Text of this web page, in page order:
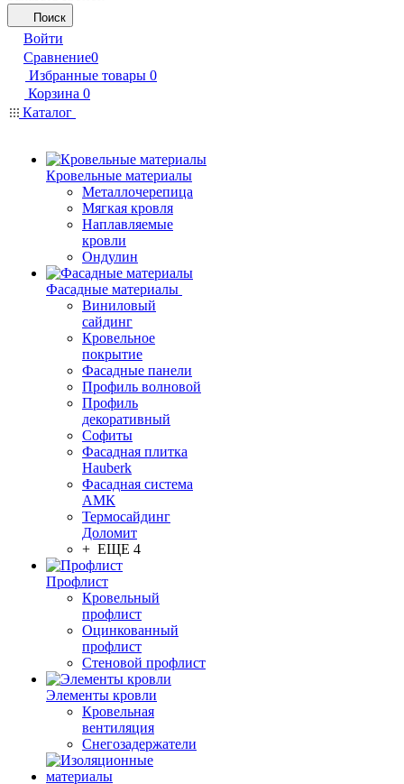
Поиск
Войти
Сравнение0
Избранные товары 0
Корзина 0
Каталог
Кровельные материалы
Металлочерепица
Мягкая кровля
Наплавляемые
кровли
Ондулин
Фасадные материалы
Виниловый
сайдинг
Кровельное
покрытие
Фасадные панели
Профиль волновой
Профиль
декоративный
Софиты
Фасадная плитка
Hauberk
Фасадная система
АМК
Термосайдинг
Доломит
+ ЕЩЕ 4
Профлист
Кровельный
профлист
Оцинкованный
профлист
Стеновой профлист
Элементы кровли
Кровельная
вентиляция
Снегозадержатели